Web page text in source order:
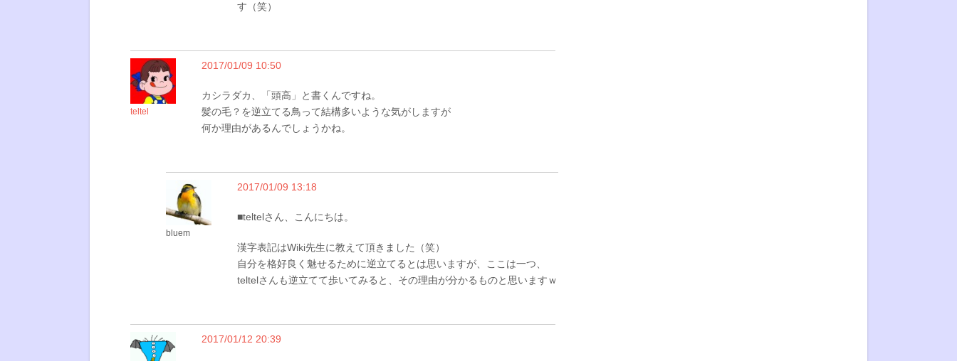
す（笑）
teltel
2017/01/09 10:50
カシラダカ、「頭高」と書くんですね。
髪の毛？を逆立てる鳥って結構多いような気がしますが
何か理由があるんでしょうかね。
bluem
2017/01/09 13:18
■teltelさん、こんにちは。
漢字表記はWiki先生に教えて頂きました（笑）
自分を格好良く魅せるために逆立てるとは思いますが、ここは一つ、
teltelさんも逆立てて歩いてみると、その理由が分かるものと思いますｗ
2017/01/12 20:39